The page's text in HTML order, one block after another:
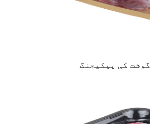
گوشت کی پیکیجنگ